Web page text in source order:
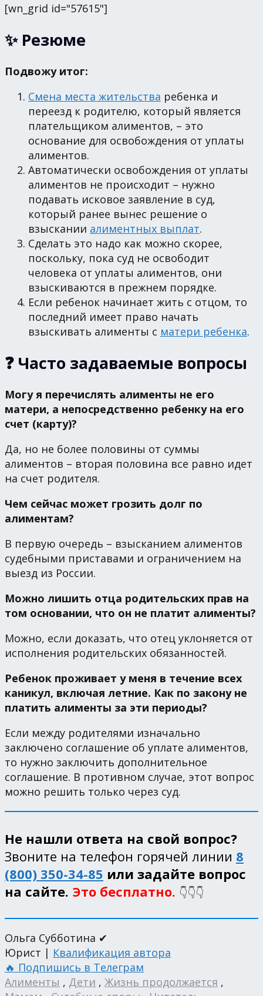
[wn_grid id="57615"]
✨ Резюме
Подвожу итог:
Смена места жительства ребенка и
переезд к родителю, который является
плательщиком алиментов, – это
основание для освобождения от уплаты
алиментов.
Автоматически освобождения от уплаты
алиментов не происходит – нужно
подавать исковое заявление в суд,
который ранее вынес решение о
взыскании алиментных выплат.
Сделать это надо как можно скорее,
поскольку, пока суд не освободит
человека от уплаты алиментов, они
взыскиваются в прежнем порядке.
Если ребенок начинает жить с отцом, то
последний имеет право начать
взыскивать алименты с матери ребенка.
❓ Часто задаваемые вопросы
Могу я перечислять алименты не его
матери, а непосредственно ребенку на его
счет (карту)?
Да, но не более половины от суммы
алиментов – вторая половина все равно идет
на счет родителя.
Чем сейчас может грозить долг по
алиментам?
В первую очередь – взысканием алиментов
судебными приставами и ограничением на
выезд из России.
Можно лишить отца родительских прав на
том основании, что он не платит алименты?
Можно, если доказать, что отец уклоняется от
исполнения родительских обязанностей.
Ребенок проживает у меня в течение всех
каникул, включая летние. Как по закону не
платить алименты за эти периоды?
Если между родителями изначально
заключено соглашение об уплате алиментов,
то нужно заключить дополнительное
соглашение. В противном случае, этот вопрос
можно решить только через суд.
Не нашли ответа на свой вопрос?
Звоните на телефон горячей линии 8
(800) 350-34-85 или задайте вопрос
на сайте. Это бесплатно. 👇👇👇
Ольга Субботина ✔
Юрист | Квалификация автора
🔥 Подпишись в Телеграм
Алименты , Дети , Жизнь продолжается ,